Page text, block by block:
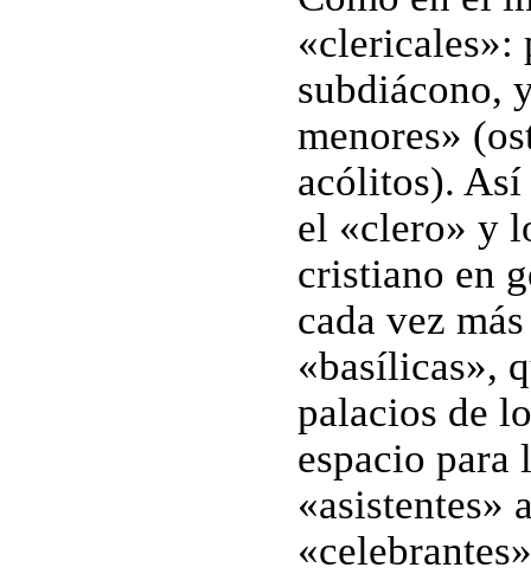
«clericales»:
subdiácono,
menores»
acólitos). Así
el «clero» y
cristiano en
cada vez
«basílicas»,
palacios de
espacio para
«asistentes»